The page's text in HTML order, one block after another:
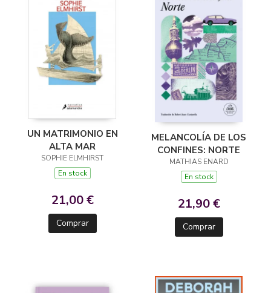
UN MATRIMONIO EN
ALTA MAR
SOPHIE ELMHIRST
En stock
21,00 €
Comprar
MELANCOLÍA DE LOS
CONFINES: NORTE
MATHIAS ENARD
En stock
21,90 €
Comprar